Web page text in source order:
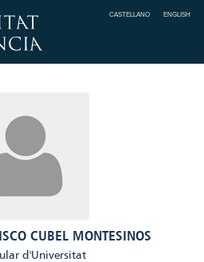
CASTELLANO ENGLISH
CUBEL MONTESINOS
d'Universitat